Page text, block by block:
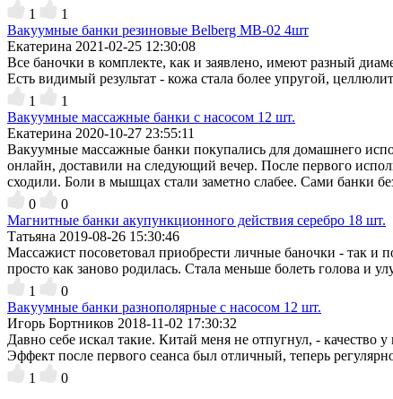
1
1
Вакуумные банки резиновые Belberg MB-02 4шт
Екатерина 2021-02-25 12:30:08
Все баночки в комплекте, как и заявлено, имеют разный
Есть видимый результат - кожа стала более упругой,
1
1
Вакуумные массажные банки с насосом 12 шт.
Екатерина 2020-10-27 23:55:11
Вакуумные массажные банки покупались для домашнего
онлайн, доставили на следующий вечер. После первого
сходили. Боли в мышцах стали заметно слабее. Сами банки
0
0
Магнитные банки акупункционного действия серебро 18 шт.
Татьяна 2019-08-26 15:30:46
Массажист посоветовал приобрести личные баночки - так и
просто как заново родилась. Стала меньше болеть голова и
1
0
Вакуумные банки разнополярные с насосом 12 шт.
Игорь Бортников 2018-11-02 17:30:32
Давно себе искал такие. Китай меня не отпугнул, -
Эффект после первого сеанса был отличный, теперь
1
0